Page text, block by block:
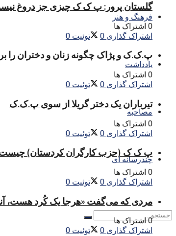
فرهنگ و هنر
یادداشت
مصاحبه
چندرسانه ای
گلستان پرور: پ ک ک چیزی جز دروغ
0 اشتراک ها
اشتراک گذاری 0 توئیت 0
پ.ک.ک و پژاک چگونه زنان و دختران را
0 اشتراک ها
اشتراک گذاری 0 توئیت 0
تیرباران یک دختر گریلا از سوی پ.ک.ک
0 اشتراک ها
اشتراک گذاری 0 توئیت 0
پ ک ک (حزب کارگران کردستان)
0 اشتراک ها
اشتراک گذاری 0 توئیت 0
مردی که می‌گفت «هرجا یک کُرد هست،
0 اشتراک ها
اشتراک گذاری 0 توئیت 0